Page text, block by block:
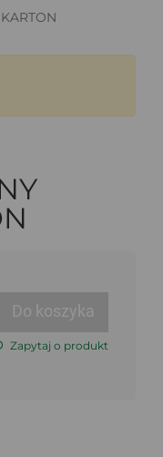
Do koszyka
Zapytaj o produkt